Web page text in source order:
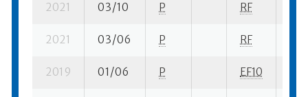
2021 03/10 P RF
2021 03/06 P RF
2019 01/06 P EF10